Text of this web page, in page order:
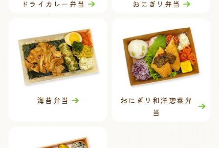
ドライカレー弁当 おにぎり弁当
海苔弁当
おにぎり和洋惣菜弁
当